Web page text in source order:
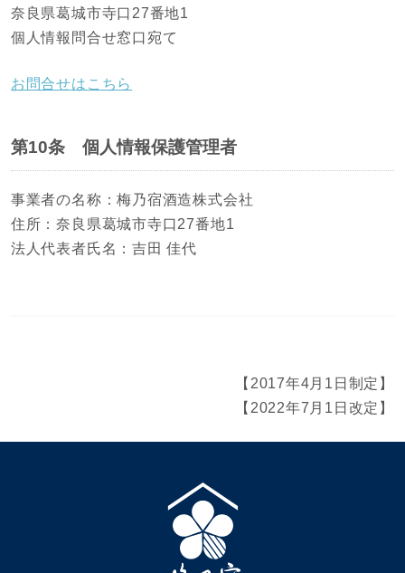
奈良県葛城市寺口27番地1
個人情報問合せ窓口宛て
お問合せはこちら
第10条 個人情報保護管理者
事業者の名称：梅乃宿酒造株式会社
住所：奈良県葛城市寺口27番地1
法人代表者氏名：吉田 佳代
【2017年4月1日制定】
【2022年7月1日改定】